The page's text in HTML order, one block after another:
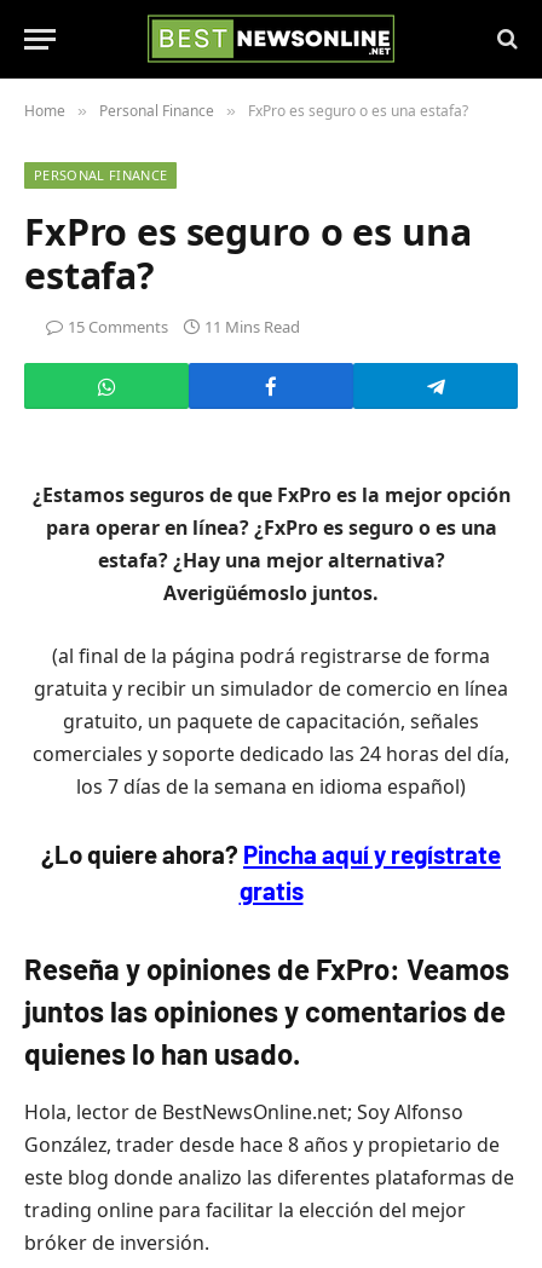
Home » Personal Finance » FxPro es seguro o es una estafa?
PERSONAL FINANCE
FxPro es seguro o es una
estafa?
15 Comments 11 Mins Read
¿Estamos seguros de que FxPro es la mejor opción
para operar en línea? ¿FxPro es seguro o es una
estafa? ¿Hay una mejor alternativa?
Averigüémoslo juntos.
(al final de la página podrá registrarse de forma
gratuita y recibir un simulador de comercio en línea
gratuito, un paquete de capacitación, señales
comerciales y soporte dedicado las 24 horas del día,
los 7 días de la semana en idioma español)
¿Lo quiere ahora? Pincha aquí y regístrate
gratis
Reseña y opiniones de FxPro: Veamos
juntos las opiniones y comentarios de
quienes lo han usado.
Hola, lector de BestNewsOnline.net; Soy Alfonso
González, trader desde hace 8 años y propietario de
este blog donde analizo las diferentes plataformas de
trading online para facilitar la elección del mejor
bróker de inversión.